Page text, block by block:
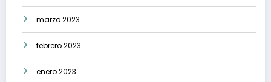
marzo 2023
febrero 2023
enero 2023